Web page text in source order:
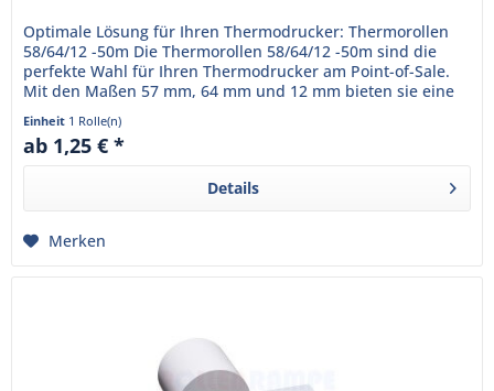
Optimale Lösung für Ihren Thermodrucker: Thermorollen
58/64/12 -50m Die Thermorollen 58/64/12 -50m sind die
perfekte Wahl für Ihren Thermodrucker am Point-of-Sale.
Mit den Maßen 57 mm, 64 mm und 12 mm bieten sie eine
Lauflänge von...
Einheit 1 Rolle(n)
ab 1,25 € *
Details
Merken